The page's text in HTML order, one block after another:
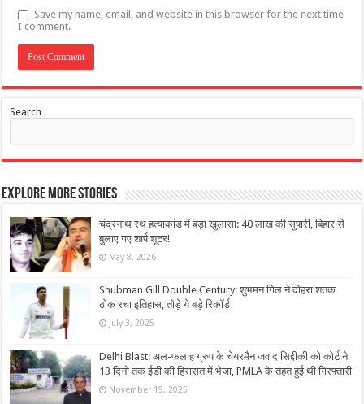
Save my name, email, and website in this browser for the next time
I comment.
Search
Explore More Stories
चंद्रनाथ रथ हत्याकांड में बड़ा खुलासा: 40 लाख की सुपारी, बिहार से
बुलाए गए शार्प शूटर!
May 8, 2026
Shubman Gill Double Century: शुभमन गिल ने दोहरा शतक
ठोक रचा इतिहास, तोड़े ये बड़े रिकॉर्ड
July 3, 2025
Delhi Blast: अल-फलाह ग्रुप के चेयरमैन जवाद सिद्दीकी को कोर्ट ने
13 दिनों तक ईडी की हिरासत में भेजा, PMLA के तहत हुई थी गिरफ्तारी
November 19, 2025